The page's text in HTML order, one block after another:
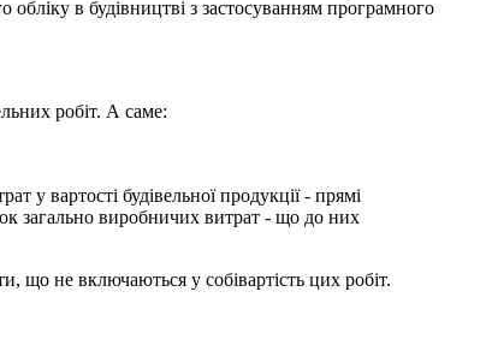
обліку в будівництві з застосуванням програмного
робіт. А саме:
у вартості будівельної продукції - прямі
загально виробничих витрат - що до них
що не включаються у собівартість цих робіт.